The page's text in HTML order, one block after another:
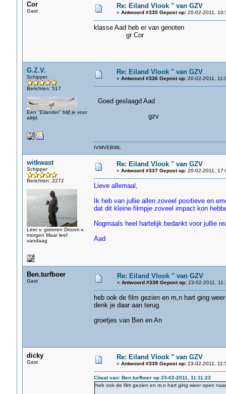
Cor
Gast
Re: Eiland Vlook " van GZV
« Antwoord #335 Gepost op:20-02-2011,
klasse Aad heb er van genoten
gr Cor
G.Z.V.
Schipper
Berichten: 517
Een "Eilander" blijf je voor
altijd.
Re: Eiland Vlook " van GZV
« Antwoord #336 Gepost op:20-02-2011,
Goed geslaagd Aad
gzv
IVMVEBWL
witkwast
Schipper
Berichten: 2272
Leer v. gisteren Droom v.
morgen Maar leef
vandaag
Re: Eiland Vlook " van GZV
« Antwoord #337 Gepost op:20-02-2011,
Lieve allemaal,
Ik heb van jullie allen zoveel positieve en
dat dit kleine filmpje zoveel impact kon
Nogmaals heel hartelijk bedankt voor jullie
Aad
Ben.turfboer
Gast
Re: Eiland Vlook " van GZV
« Antwoord #338 Gepost op:23-02-2011,
heb ook de film gezien en m,n hart ging
denk je daar aan terug.
groetjes van Ben en An
dicky
Gast
Re: Eiland Vlook " van GZV
« Antwoord #339 Gepost op:23-02-2011,
Citaat van: Ben.turfboer op 23-02-2011, 11:11:23
heb ook de film gezien en m,n hart ging weer open